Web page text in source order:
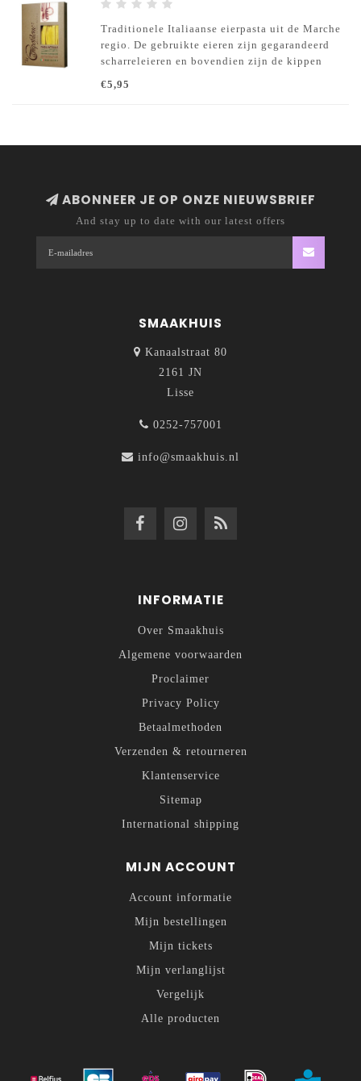
Traditionele Italiaanse eierpasta uit de Marche
regio. De gebruikte eieren zijn gegarandeerd
scharreleieren en bovendien zijn de kippen
GMO-vrije granen.
€5,95
ABONNEER JE OP ONZE NIEUWSBRIEF
And stay up to date with our latest offers
SMAAKHUIS
Kanaalstraat 80
2161 JN
Lisse
0252-757001
info@smaakhuis.nl
INFORMATIE
Over Smaakhuis
Algemene voorwaarden
Proclaimer
Privacy Policy
Betaalmethoden
Verzenden & retourneren
Klantenservice
Sitemap
International shipping
MIJN ACCOUNT
Account informatie
Mijn bestellingen
Mijn tickets
Mijn verlanglijst
Vergelijk
Alle producten